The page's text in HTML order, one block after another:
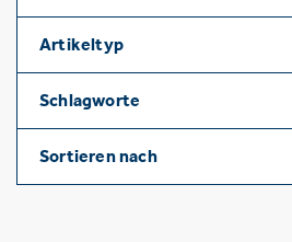
Artikeltyp
Schlagworte
Sortieren nach